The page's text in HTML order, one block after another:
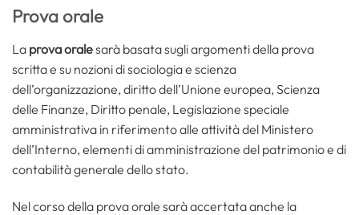
Prova orale
La prova oralesarà basata sugli argomenti della prova
scritta e su nozioni di sociologia e scienza
dell’organizzazione, diritto dell’Unione europea, Scienza
delle Finanze, Diritto penale, Legislazione speciale
amministrativa in riferimento alle attività del Ministero
dell’Interno, elementi di amministrazione del patrimonio e di
contabilità generale dello stato.
Nel corso della prova orale sarà accertata anche la